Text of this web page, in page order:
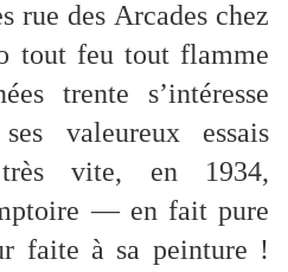
rue des Arcades chez
tout feu tout flamme
trente s’intéresse
valeureux essais
vite, en 1934,
— en fait pure
faite à sa peinture !